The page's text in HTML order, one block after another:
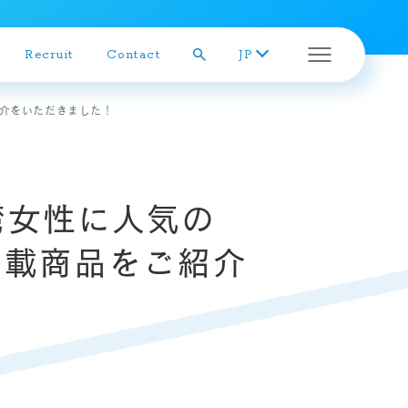
株主総会
株式の状況
株主メモ
株主アンケート結果
Recruit Contact JP
をいただきました！
性に人気の
商品をご紹介